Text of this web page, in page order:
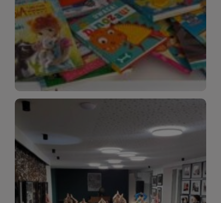
niemal każdego tygodnia! Dzięki tej zakładce
zawsze będziesz wiedzieć, co warto przeczytać
jako pierwsze.
WIĘCEJ
rozbudzać miłość do książek od najmłodszych lat.
Zapraszamy do wspólnej zabawy i odkrywania
świata literatury!
WIĘCEJ